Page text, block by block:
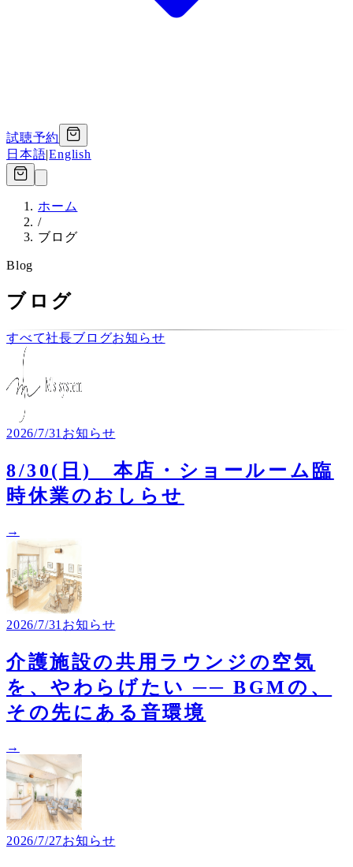
試聴予約
日本語|English
ホーム
/
ブログ
Blog
ブログ
すべて社長ブログお知らせ
2026/7/31 お知らせ
8/30(日) 本店・ショールーム臨
時休業のおしらせ
→
2026/7/31 お知らせ
介護施設の共用ラウンジの空気
を、やわらげたい ── BGMの、
その先にある音環境
→
2026/7/27お知らせ